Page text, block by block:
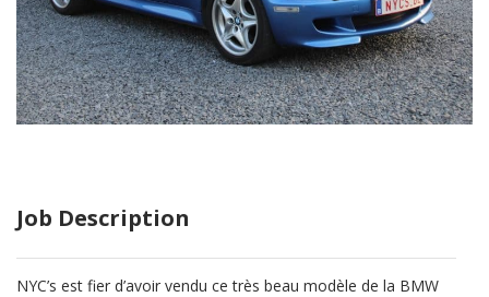
Job Description
NYC’s est fier d’avoir vendu ce très beau modèle de la BMW